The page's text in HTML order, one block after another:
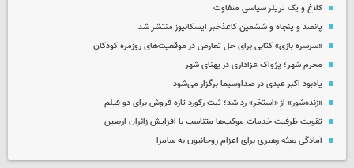
کلاغ و یک تریلر سیاسی متفاوت
پانصد و پنجاه و ششمین کاغذخبر ایسکانیوز منتشر شد
«سرسره بازی» کتابی برای حل تعارض در موقعیت‌های روزمره کودکان
محرم شهر؛ پژواک عزاداری در پهنای شهر
یادبود اکبر عبدی در صداوسیما برگزار می‌شود
«زنده‌شور» از «استخر» رد شد؛ ثبت رکورد تازه فروش برای دو فیلم
تقویت ظرفیت خدمات موکب‌ها متناسب با افزایش زائران اربعین
آمادگی بعثه رهبری برای اعزام روحانیون به سامرا